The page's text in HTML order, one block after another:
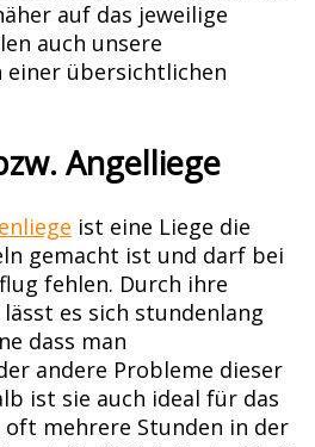
auf das jeweilige
auch unsere
einer übersichtlichen
Angelliege
ist eine Liege die
gemacht ist und darf bei
fehlen. Durch ihre
es sich stundenlang
dass man
andere Probleme dieser
ist sie auch ideal für das
mehrere Stunden in der